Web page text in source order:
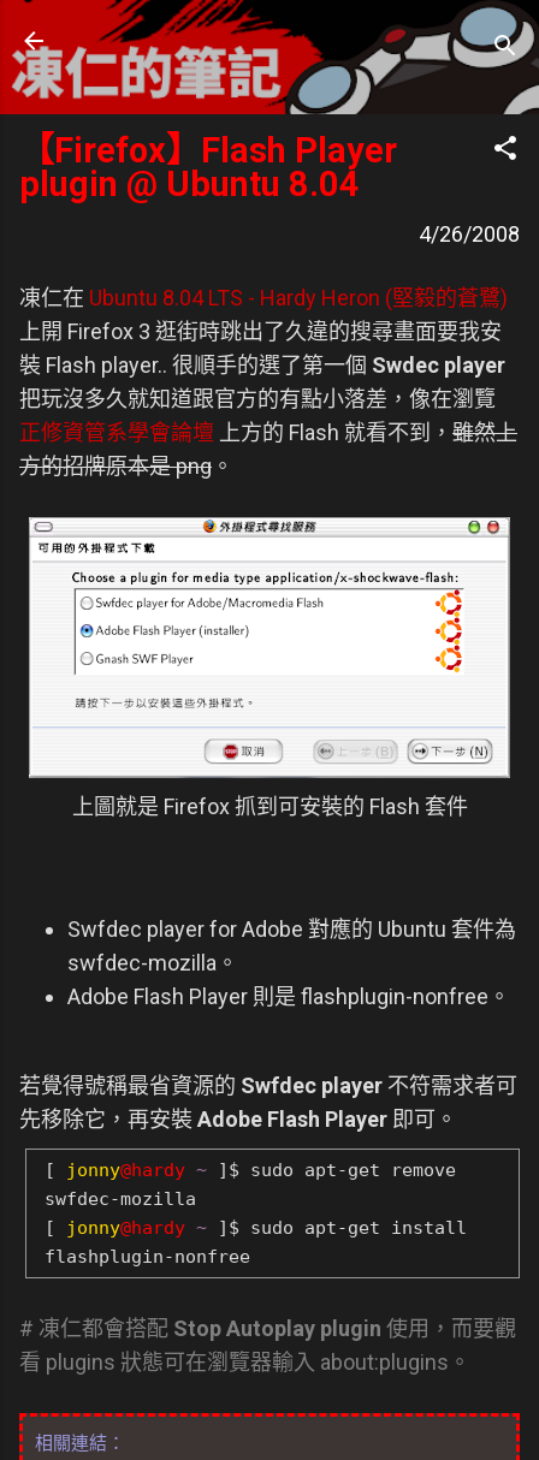
跳到主要內容
凍仁的筆記
- https://note.drx.tw
【Firefox】Flash Player
plugin @ Ubuntu 8.04
4/26/2008
凍仁在 Ubuntu 8.04 LTS - Hardy Heron (堅毅的蒼鷺)
上開 Firefox 3 逛街時跳出了久違的搜尋畫面要我安
裝 Flash player.. 很順手的選了第一個 Swdec player
把玩沒多久就知道跟官方的有點小落差，像在瀏覽
正修資管系學會論壇 上方的 Flash 就看不到， 雖然上
方的招牌原本是 png 。
上圖就是 Firefox 抓到可安裝的 Flash 套件
Swfdec player for Adobe 對應的 Ubuntu 套件為
swfdec-mozilla。
Adobe Flash Player 則是 flashplugin-nonfree。
若覺得號稱最省資源的 Swfdec player 不符需求者可
先移除它，再安裝 Adobe Flash Player 即可。
[ jonny@hardy ~ ]$ sudo apt-get remove
swfdec-mozilla
[
jonny@hardy ~ ]$ sudo apt-get install
flashplugin-nonfree
# 凍仁都會搭配 Stop Autoplay plugin 使用，而要觀
看 plugins 狀態可在瀏覽器輸入 about:plugins。
相關連結：